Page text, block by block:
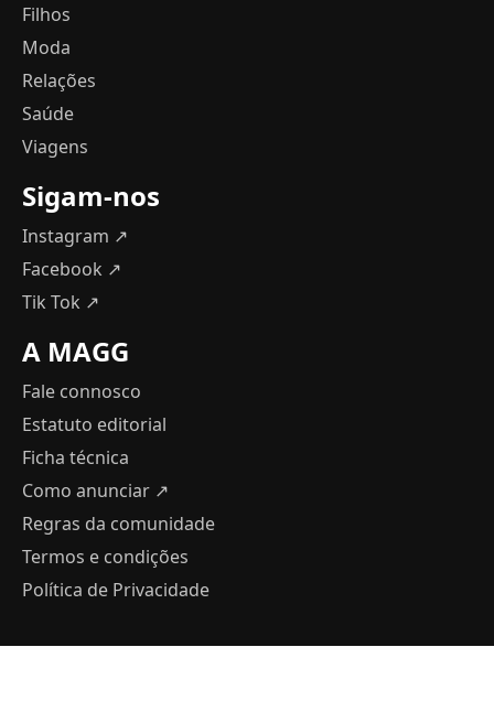
Filhos
Moda
Relações
Saúde
Viagens
Sigam-nos
Instagram ↗
Facebook ↗
Tik Tok ↗
A MAGG
Fale connosco
Estatuto editorial
Ficha técnica
Como anunciar ↗
Regras da comunidade
Termos e condições
Política de Privacidade